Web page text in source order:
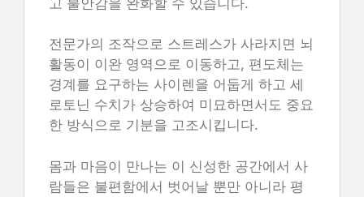
전문가의 조작으로 스트레스가 사라지면 뇌
활동이 이완 영역으로 이동하고, 편도체는
경계를 요구하는 사이렌을 어둡게 하고 세
로토닌 수치가 상승하여 미묘하면서도 중요
한 방식으로 기분을 고조시킵니다.
몸과 마음이 만나는 이 신성한 공간에서 사
람들은 불편함에서 벗어날 뿐만 아니라 평